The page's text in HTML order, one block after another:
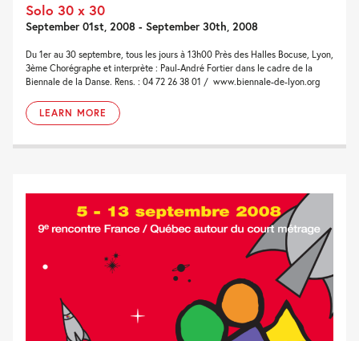
Solo 30 x 30
September 01st, 2008 - September 30th, 2008
Du 1er au 30 septembre, tous les jours à 13h00 Près des Halles Bocuse, Lyon,
3ème Chorégraphe et interprète : Paul-André Fortier dans le cadre de la
Biennale de la Danse. Rens. : 04 72 26 38 01 / www.biennale-de-lyon.org
LEARN MORE